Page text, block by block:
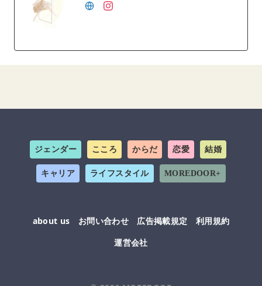
ジェンダー こころ からだ 恋愛 結婚
キャリア ライフスタイル MOREDOOR+
about us お問い合わせ 広告掲載規定
利用規約
運営会社